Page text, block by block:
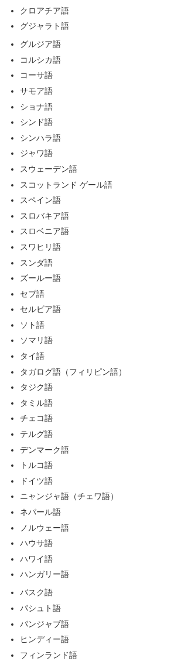
クロアチア語
グジャラト語
グルジア語
コルシカ語
コーサ語
サモア語
ショナ語
シンド語
シンハラ語
ジャワ語
スウェーデン語
スコットランド ゲール語
スペイン語
スロバキア語
スロベニア語
スワヒリ語
スンダ語
ズールー語
セブ語
セルビア語
ソト語
ソマリ語
タイ語
タガログ語（フィリピン語）
タジク語
タミル語
チェコ語
テルグ語
デンマーク語
トルコ語
ドイツ語
ニャンジャ語（チェワ語）
ネパール語
ノルウェー語
ハウサ語
ハワイ語
ハンガリー語
バスク語
パシュト語
パンジャブ語
ヒンディー語
フィンランド語